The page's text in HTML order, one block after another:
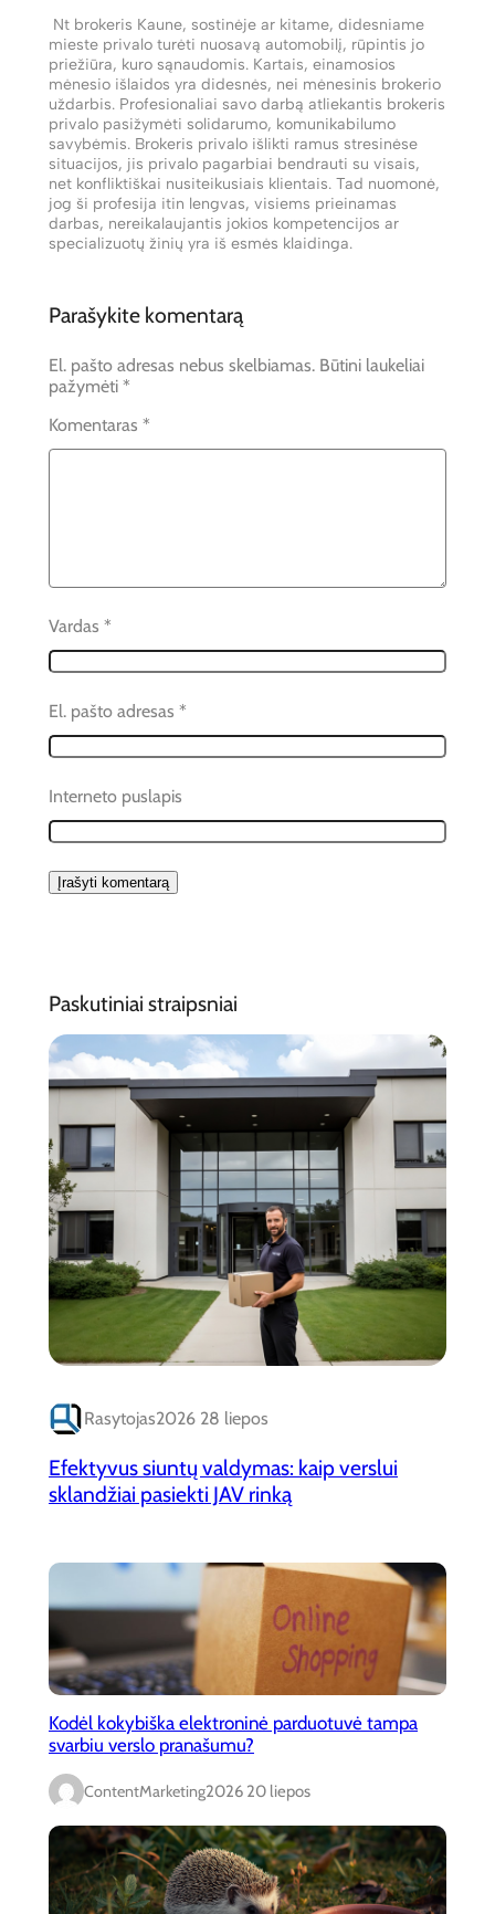
Nt brokeris Kaune, sostinėje ar kitame, didesniame
mieste privalo turėti nuosavą automobilį, rūpintis jo
priežiūra, kuro sąnaudomis. Kartais, einamosios
mėnesio išlaidos yra didesnės, nei mėnesinis brokerio
uždarbis. Profesionaliai savo darbą atliekantis brokeris
privalo pasižymėti solidarumo, komunikabilumo
savybėmis. Brokeris privalo išlikti ramus stresinėse
situacijos, jis privalo pagarbiai bendrauti su visais,
net konfliktiškai nusiteikusiais klientais. Tad nuomonė,
jog ši profesija itin lengvas, visiems prieinamas
darbas, nereikalaujantis jokios kompetencijos ar
specializuotų žinių yra iš esmės klaidinga.
Parašykite komentarą
El. pašto adresas nebus skelbiamas. Būtini laukeliai
pažymėti *
Komentaras *
Vardas *
El. pašto adresas *
Interneto puslapis
Paskutiniai straipsniai
Rasytojas2026 28 liepos
Efektyvus siuntų valdymas: kaip verslui
sklandžiai pasiekti JAV rinką
Kodėl kokybiška elektroninė parduotuvė tampa
svarbiu verslo pranašumu?
ContentMarketing2026 20 liepos